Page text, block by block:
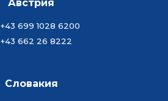
Австрия
+43 699 1028 6200
+43 662 26 8222
Словакия